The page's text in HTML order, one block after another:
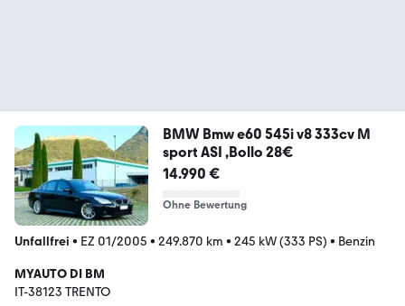
BMW Bmw e60 545i v8 333cv M
sport ASI ,Bollo 28€
14.990 €
Ohne Bewertung
Unfallfrei • EZ 01/2005 • 249.870 km • 245 kW (333 PS) • Benzin
MYAUTO DI BM
IT-38123 TRENTO